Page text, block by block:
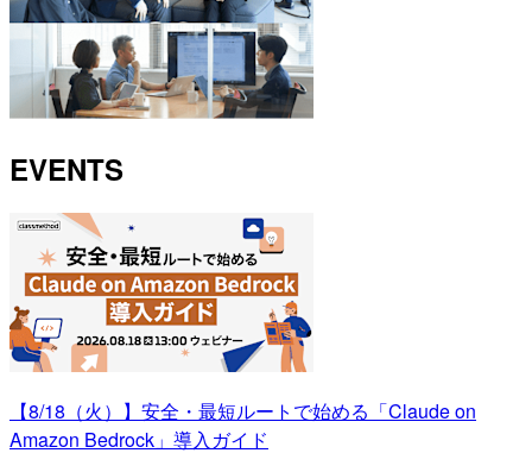
EVENTS
【8/18（火）】安全・最短ルートで始める「Claude on
Amazon Bedrock」導入ガイド